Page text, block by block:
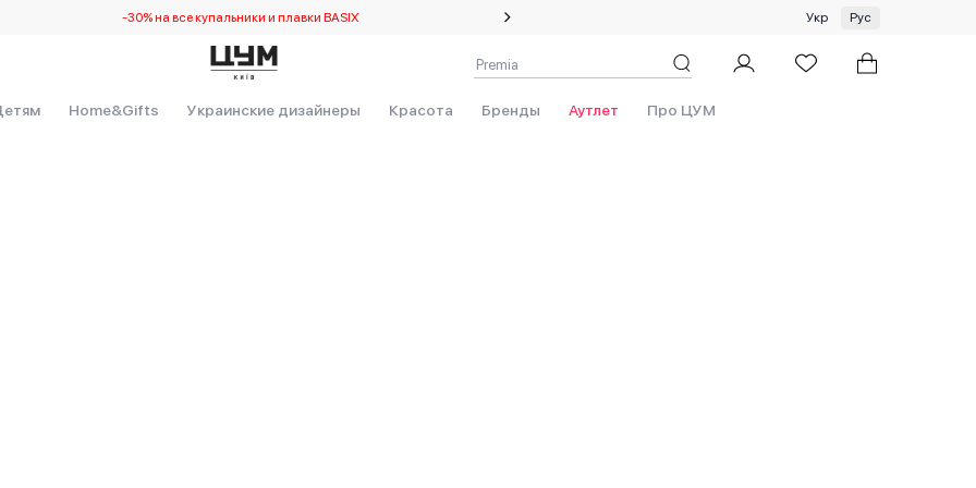
-30% на все купальники и плавки BASIX Специальное предложение на одежду и платки ЦУМ by GUNIA
Укр Рус
Home&Gifts Украинские дизайнеры Красота Бренды Аутлет Про ЦУМ